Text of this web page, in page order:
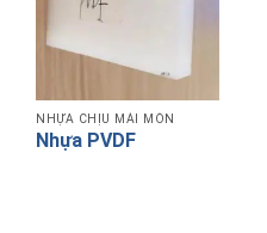
NHỰA CHỊU MÀI MÒN
Nhựa PVDF